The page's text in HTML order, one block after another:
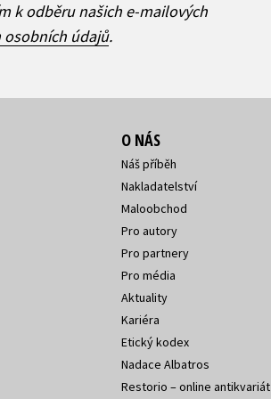
k odběru našich e-mailových
osobních údajů.
O NÁS
Náš příběh
Nakladatelství
Maloobchod
Pro autory
Pro partnery
Pro média
Aktuality
Kariéra
Etický kodex
Nadace Albatros
Restorio – online antikvariát